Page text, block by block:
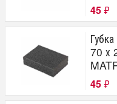
45 ₽
70 х
45 ₽